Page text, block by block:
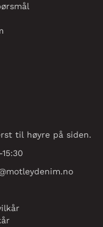
til høyre på siden.